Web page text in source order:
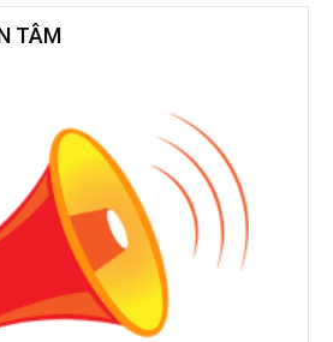
TÂM